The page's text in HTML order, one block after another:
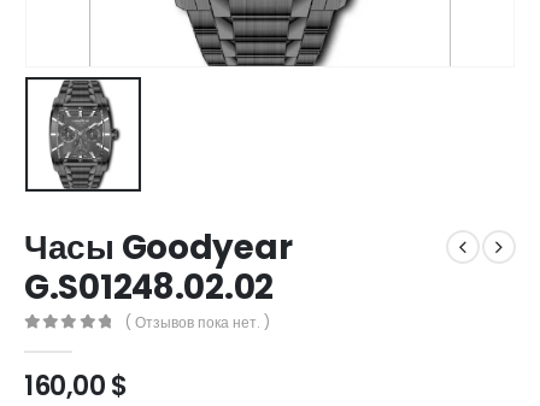
Часы Goodyear
G.S01248.02.02
( Отзывов пока нет. )
160,00$